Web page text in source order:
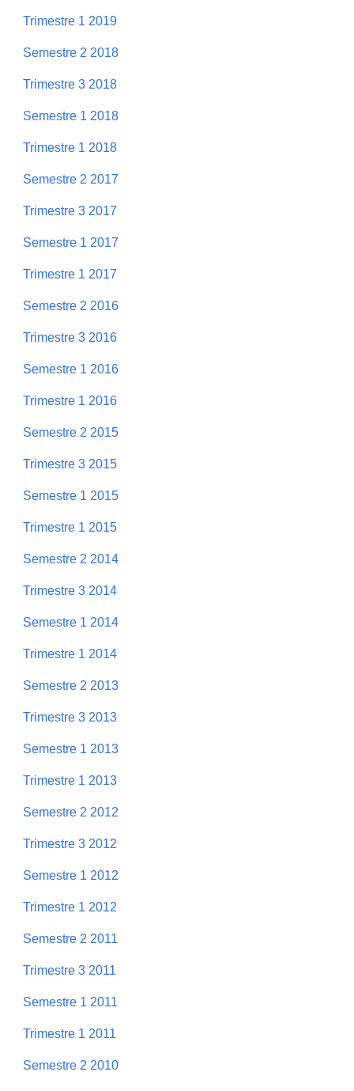
Trimestre 1 2019
Semestre 2 2018
Trimestre 3 2018
Semestre 1 2018
Trimestre 1 2018
Semestre 2 2017
Trimestre 3 2017
Semestre 1 2017
Trimestre 1 2017
Semestre 2 2016
Trimestre 3 2016
Semestre 1 2016
Trimestre 1 2016
Semestre 2 2015
Trimestre 3 2015
Semestre 1 2015
Trimestre 1 2015
Semestre 2 2014
Trimestre 3 2014
Semestre 1 2014
Trimestre 1 2014
Semestre 2 2013
Trimestre 3 2013
Semestre 1 2013
Trimestre 1 2013
Semestre 2 2012
Trimestre 3 2012
Semestre 1 2012
Trimestre 1 2012
Semestre 2 2011
Trimestre 3 2011
Semestre 1 2011
Trimestre 1 2011
Semestre 2 2010